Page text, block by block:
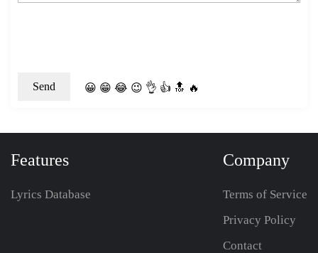
😀 😁 😂 😉 👌 👍 🔝 🔥
Features
Lyrics Database
Company
Terms of Service
Privacy Policy
Contact